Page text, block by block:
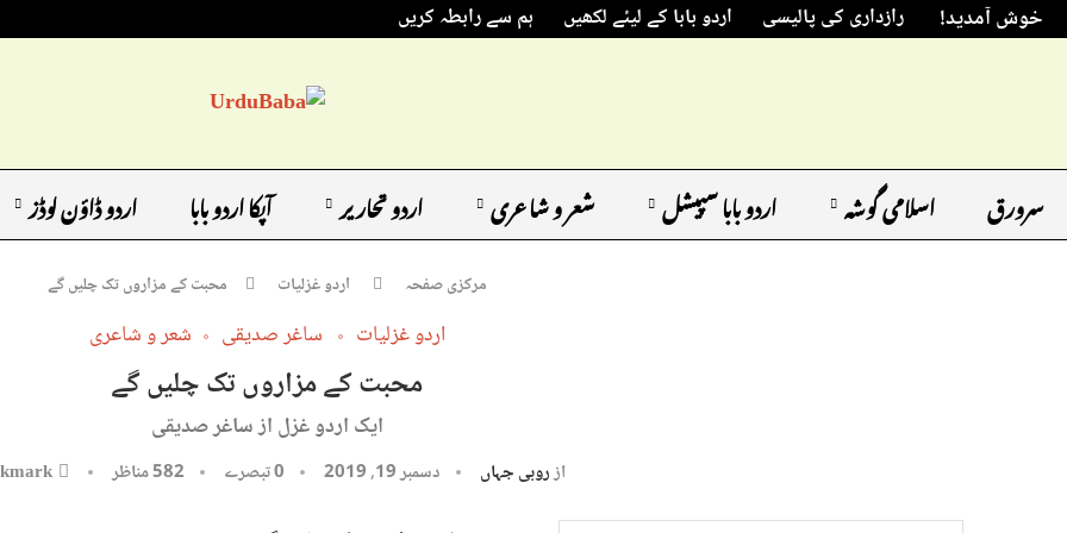
خوش آمدید! رازداری کی پالیسی اردو بابا کے لیئے لکھیں ہم سے رابطہ کریں
سرورق اسلامی گوشہ اردو بابا سپیشل شعر و شاعری اردو تحاریر آپکا اردو بابا اردو ڈاؤن لوڈز
مرکزی صفحہ اردو غزلیات محبت کے مزاروں تک چلیں گے
اردو غزلیات ساغر صدیقی شعر و شاعری
محبت کے مزاروں تک چلیں گے
ایک اردو غزل از ساغر صدیقی
ازروبی جہاں دسمبر 19, 2019 0 تبصرے 582مناظر